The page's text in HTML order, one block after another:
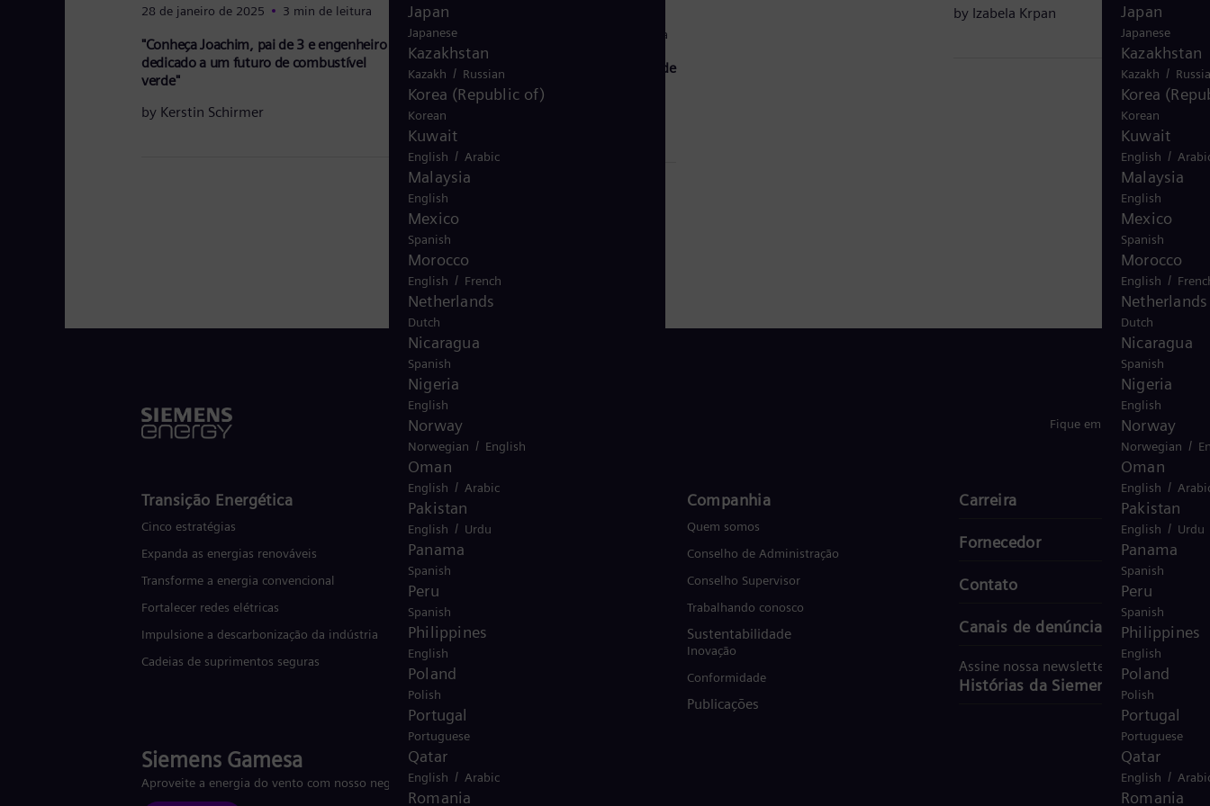
Japan
Japanese
Kazakhstan
Kazakh /
Korea
Korean
Kuwait
English /
Malaysia
English
Mexico
Spanish
Morocco
English /
Netherlands
Dutch
Nicaragua
Spanish
Nigeria
English
Norway
Norwegian /
Oman
English /
Pakistan
English / Urdu
Panama
Spanish
Peru
Spanish
Philippines
English
Poland
Polish
Portugal
Portuguese
Qatar
English /
Romania
28 de janeiro de 2025 3 min de leitura
"Conheça Joachim, pai de 3 e engenheiro
dedicado a um futuro de combustível
verde"
by Kerstin Schirmer
22 de novembro de 2024 2 min de leitura
A jornada de carreira de um engenheiro de
campo
by Courtney Kerscher
by Izabela Krpan
Brazil
Japan
Japanese
Kazakhstan
Kazakh / Russian
Korea (Republic of)
Korean
Kuwait
English / Arabic
Malaysia
English
Mexico
Spanish
Morocco
English / French
Netherlands
Dutch
Nicaragua
Spanish
Nigeria
English
Norway
Norwegian / English
Oman
English / Arabic
Pakistan
English / Urdu
Panama
Spanish
Peru
Spanish
Philippines
English
Poland
Polish
Portugal
Portuguese
Qatar
English / Arabic
Romania
Fique em Contacto
Transição Energética
Cinco estratégias
Expanda as energias renováveis
Transforme a energia convencional
Fortalecer redes elétricas
Impulsione a descarbonização da indústria
Cadeias de suprimentos seguras
Produtos e Serviços
Produtos
Serviços
Soluções por setor
Soluções por caso de uso
Treinamentos
Companhia
Quem somos
Conselho de Administração
Conselho Supervisor
Trabalhando conosco
Sustentabilidade
Inovação
Conformidade
Publicações
Carreira
Fornecedor
Contato
Canais de denúncia
Assine nossa newsletter
Histórias da Siemens Energy
Siemens Gamesa
Aproveite a energia do vento com nosso negócio de energia eólica Siemens Gamesa.